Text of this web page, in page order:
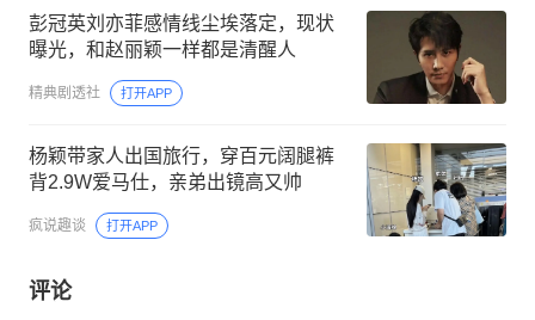
彭冠英刘亦菲感情线尘埃落定，现状
曝光，和赵丽颖一样都是清醒人
精典剧透社 打开APP
杨颖带家人出国旅行，穿百元阔腿裤
背2.9W爱马仕，亲弟出镜高又帅
疯说趣谈 打开APP
评论